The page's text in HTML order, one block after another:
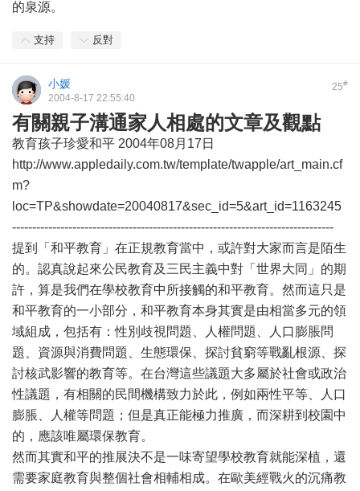
的泉源。
支持 反對
25#
小媛
2004-8-17 22:55:40
有關親子溝通家人相處的文章及觀點
教育孩子珍愛和平 2004年08月17日
http://www.appledaily.com.tw/template/twapple/art_main.cf
m?
loc=TP&showdate=20040817&sec_id=5&art_id=1163245
--------------------------------------------------------------------------------
提到「和平教育」在正規教育當中，或許對大家而言是陌生
的。認真說起來公民教育及三民主義中對「世界大同」的期
許，算是我們在學校教育中所接觸的和平教育。然而這只是
和平教育的一小部分，和平教育本身其實是由相當多元的領
域組成，包括有：性別歧視問題、人權問題、人口膨脹問
題、資源與消費問題、生態環保、探討貧窮等戰亂根源、探
討核武影響的教育等。在台灣這些議題大多屬於社會或政治
性議題，有相關的民間機構致力於此，例如兩性平等、人口
膨脹、人權等問題；但是真正能極力推廣，而深耕到校園中
的，應該唯屬環保教育。
然而其實和平的推展決不是一味寄望學校教育就能深植，還
需要家庭教育與整個社會相輔相成。在歐美經戰火的沉痛教